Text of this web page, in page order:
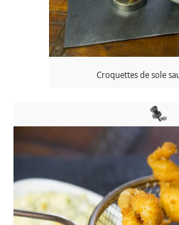
Croquettes de sole